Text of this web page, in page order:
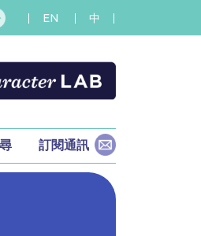
中
EN
訂閱通訊